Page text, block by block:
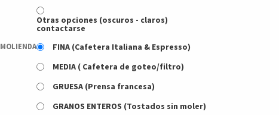
Otras opciones (oscuros - claros)
contactarse
MOLIENDA
FINA (Cafetera Italiana & Espresso)
MEDIA ( Cafetera de goteo/filtro)
GRUESA (Prensa francesa)
GRANOS ENTEROS (Tostados sin moler)